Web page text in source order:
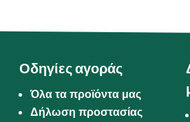
Οδηγίες αγοράς
Όλα τα προϊόντα μας
Δήλωση προστασίας